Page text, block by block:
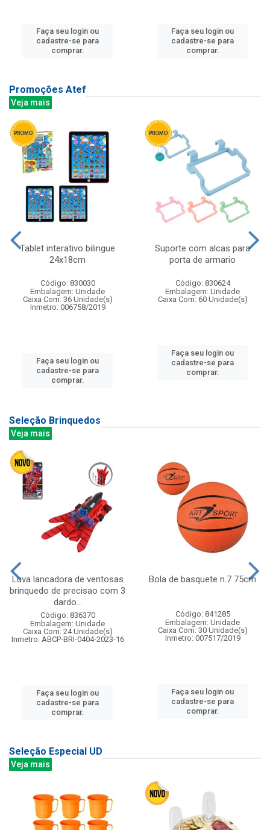
Faça seu login ou
cadastre-se para
comprar.
Faça seu login ou
cadastre-se para
comprar.
Promoções Atef
Veja mais
Tablet interativo bilingue
24x18cm
Código: 830030
Embalagem: Unidade
Caixa Com: 36 Unidade(s)
Inmetro: 006758/2019
Faça seu login ou
cadastre-se para
comprar.
Suporte com alcas para
porta de armario
Código: 830624
Embalagem: Unidade
Caixa Com: 60 Unidade(s)
Faça seu login ou
cadastre-se para
comprar.
Seleção Brinquedos
Veja mais
Luva lancadora de ventosas
brinquedo de precisao com 3
dardo...
Código: 836370
Embalagem: Unidade
Caixa Com: 24 Unidade(s)
Inmetro: ABCP-BRI-0404-2023-16
Faça seu login ou
cadastre-se para
comprar.
Bola de basquete n.7 75cm
Código: 841285
Embalagem: Unidade
Caixa Com: 30 Unidade(s)
Inmetro: 007517/2019
Faça seu login ou
cadastre-se para
comprar.
Seleção Especial UD
Veja mais